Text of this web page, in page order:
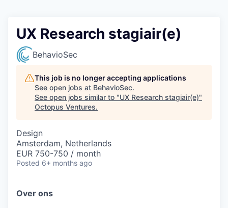
UX Research stagiair(e)
BehavioSec
This job is no longer accepting applications
See open jobs at BehavioSec.
See open jobs similar to "UX Research stagiair(e)"
Octopus Ventures.
Design
Amsterdam, Netherlands
EUR 750-750 / month
Posted 6+ months ago
Over ons